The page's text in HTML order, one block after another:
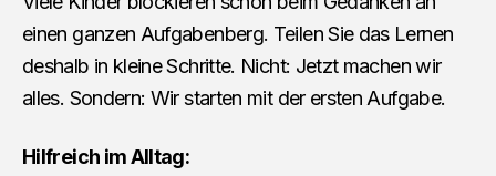
einen ganzen Aufgabenberg. Teilen Sie das Lernen
deshalb in kleine Schritte. Nicht: Jetzt machen wir
alles. Sondern: Wir starten mit der ersten Aufgabe.
Hilfreich im Alltag: